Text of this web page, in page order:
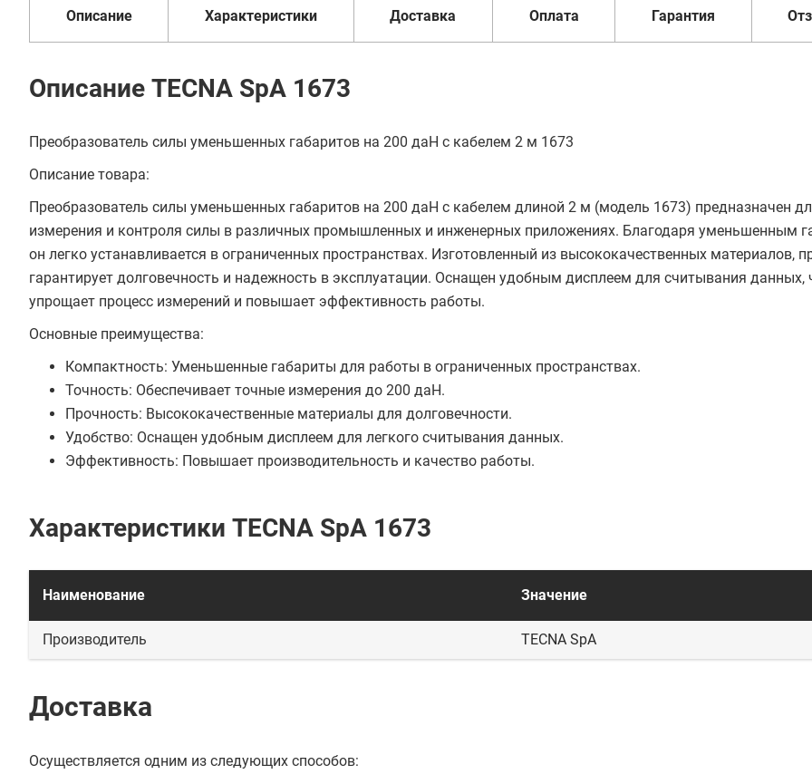
Описание Характеристики Доставка Оплата Гарантия
Описание TECNA SpA 1673
Преобразователь силы уменьшенных габаритов на 200 даН с кабелем 2 м 1673
Описание товара:
Преобразователь силы уменьшенных габаритов на 200 даН с кабелем длиной 2 м (модель 1673) предназначен
измерения и контроля силы в различных промышленных и инженерных приложениях. Благодаря уменьшенным
он легко устанавливается в ограниченных пространствах. Изготовленный из высококачественных материалов,
гарантирует долговечность и надежность в эксплуатации. Оснащен удобным дисплеем для считывания данных,
упрощает процесс измерений и повышает эффективность работы.
Основные преимущества:
Компактность: Уменьшенные габариты для работы в ограниченных пространствах.
Точность: Обеспечивает точные измерения до 200 даН.
Прочность: Высококачественные материалы для долговечности.
Удобство: Оснащен удобным дисплеем для легкого считывания данных.
Эффективность: Повышает производительность и качество работы.
Характеристики TECNA SpA 1673
Наименование Значение
Производитель TECNA SpA
Доставка
Осуществляется одним из следующих способов: